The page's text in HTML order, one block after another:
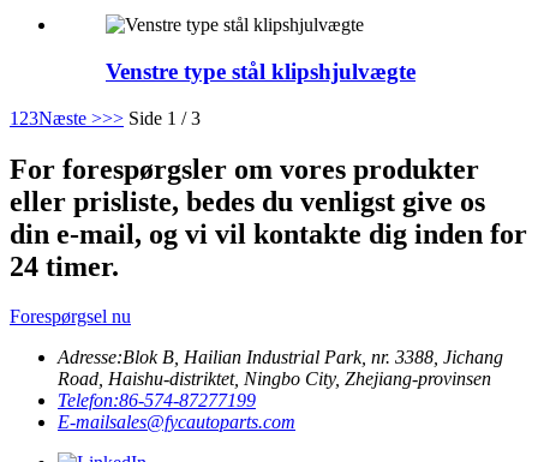
Venstre type stål klipshjulvægte
1 23Næste >>> Side 1 / 3
For forespørgsler om vores produkter
eller prisliste, bedes du venligst give os
din e-mail, og vi vil kontakte dig inden for
24 timer.
Forespørgsel nu
Adresse:Blok B, Hailian Industrial Park, nr. 3388, Jichang
Road, Haishu-distriktet, Ningbo City, Zhejiang-provinsen
Telefon:86-574-87277199
E-mailsales@fycautoparts.com